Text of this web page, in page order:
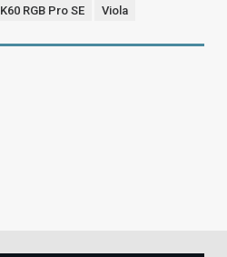
K60 RGB Pro SE Viola